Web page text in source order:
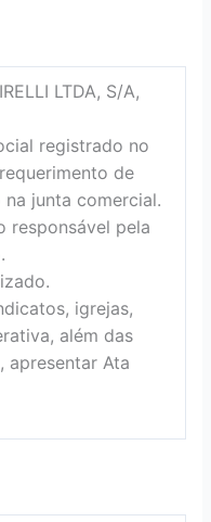
LTDA, S/A,
registrado no
de
junta comercial.
responsável pela
igrejas,
além das
apresentar Ata